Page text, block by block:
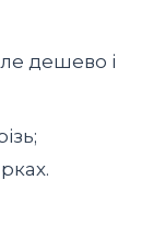
дешево і